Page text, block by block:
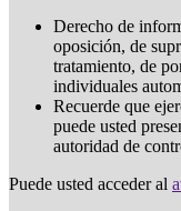
Derecho de
oposición, de
tratamiento, de
individuales
Recuerde que
puede usted
autoridad de
Puede usted acceder al